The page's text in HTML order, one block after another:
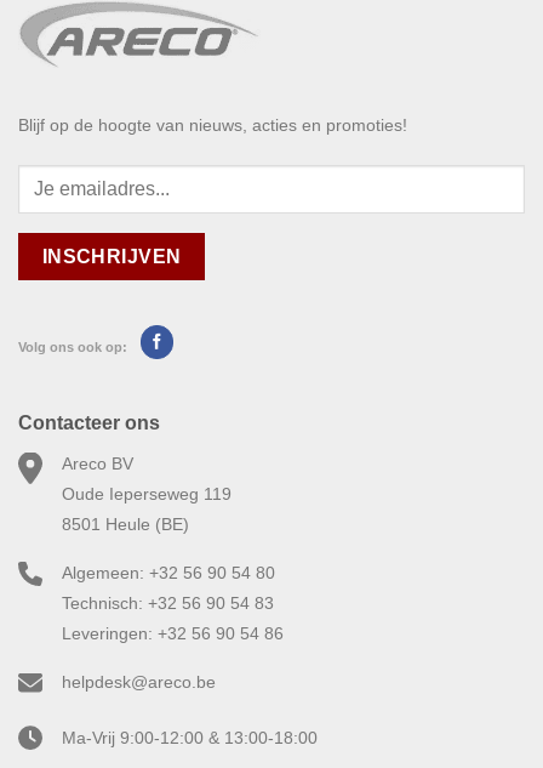
Blijf op de hoogte van nieuws, acties en promoties!
Volg ons ook op:
Contacteer ons
Areco BV
Oude Ieperseweg 119
8501 Heule (BE)
Algemeen: +32 56 90 54 80
Technisch: +32 56 90 54 83
Leveringen: +32 56 90 54 86
helpdesk@areco.be
Ma-Vrij 9:00-12:00 & 13:00-18:00